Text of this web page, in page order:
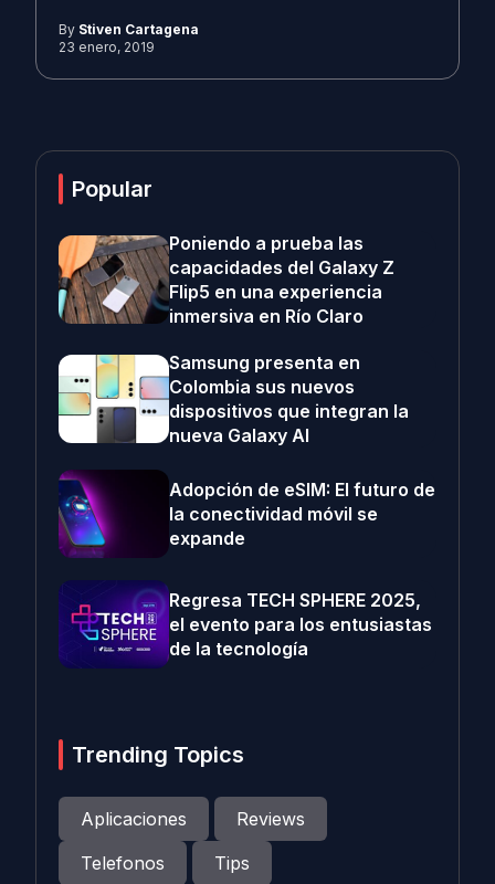
By Stiven Cartagena
23 enero, 2019
Popular
Poniendo a prueba las
capacidades del Galaxy Z
Flip5 en una experiencia
inmersiva en Río Claro
Samsung presenta en
Colombia sus nuevos
dispositivos que integran la
nueva Galaxy AI
Adopción de eSIM: El futuro de
la conectividad móvil se
expande
Regresa TECH SPHERE 2025,
el evento para los entusiastas
de la tecnología
Trending Topics
Aplicaciones
Reviews
Telefonos
Tips